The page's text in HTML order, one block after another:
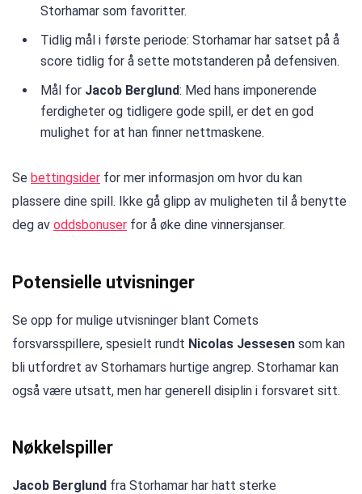
Storhamar som favoritter.
Tidlig mål i første periode: Storhamar har satset på å
score tidlig for å sette motstanderen på defensiven.
Mål for Jacob Berglund: Med hans imponerende
ferdigheter og tidligere gode spill, er det en god
mulighet for at han finner nettmaskene.
Se bettingsider for mer informasjon om hvor du kan
plassere dine spill. Ikke gå glipp av muligheten til å benytte
deg av oddsbonuser for å øke dine vinnersjanser.
Potensielle utvisninger
Se opp for mulige utvisninger blant Comets
forsvarsspillere, spesielt rundt Nicolas Jessesen som kan
bli utfordret av Storhamars hurtige angrep. Storhamar kan
også være utsatt, men har generell disiplin i forsvaret sitt.
Nøkkelspiller
Jacob Berglund fra Storhamar har hatt sterke